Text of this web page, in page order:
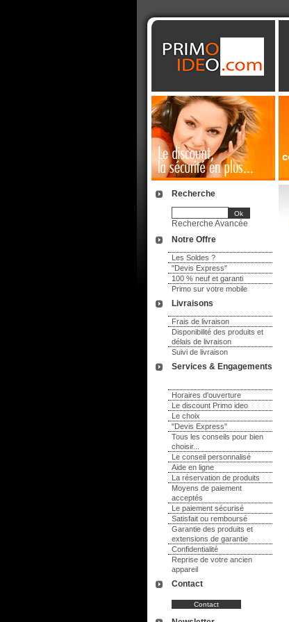
Notre Offre
Les Soldes ?
"Devis Express"
100 % neuf et garanti
Primo sur votre mobile
Livraisons
Frais de livraison
Disponibilité des produits et
délais de livraison
Suivi de livraison
Services & Engagements
Horaires d'ouverture
Le discount Primo ideo
Le choix
"Devis Express"
Tous les conseils pour bien
choisir...
Le conseil personnalisé
Aide en ligne
La réservation de produits
Moyens de paiement
acceptés
Le paiement sécurisé
Satisfait ou remboursé
Garantie des produits et
extensions de garantie
Confidentialité
Reprise de votre ancien
appareil
Recherche
Recherche Avancée
Contact